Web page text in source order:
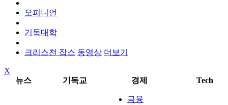
오피니언
기독대학
크리스천 잡스 동영상 더보기
X
뉴스
기독교 경제 Tech
금융